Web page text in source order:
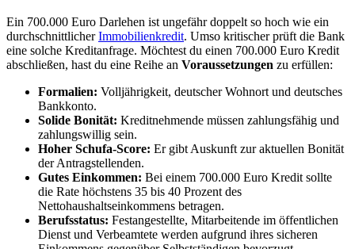
Ein 700.000 Euro Darlehen ist ungefähr doppelt so hoch wie ein
durchschnittlicherImmobilienkredit. Umso kritischer prüft die Bank
eine solche Kreditanfrage. Möchtest du einen 700.000 Euro Kredit
abschließen, hast du eine Reihe an Voraussetzungen zu erfüllen:
Formalien: Volljährigkeit, deutscher Wohnort und deutsches
Bankkonto.
Solide Bonität: Kreditnehmende müssen zahlungsfähig und
zahlungswillig sein.
Hoher Schufa-Score: Er gibt Auskunft zur aktuellen Bonität
der Antragstellenden.
Gutes Einkommen: Bei einem 700.000 Euro Kredit sollte
die Rate höchstens 35 bis 40 Prozent des
Nettohaushaltseinkommens betragen.
Berufsstatus: Festangestellte, Mitarbeitende im öffentlichen
Dienst und Verbeamtete werden aufgrund ihres sicheren